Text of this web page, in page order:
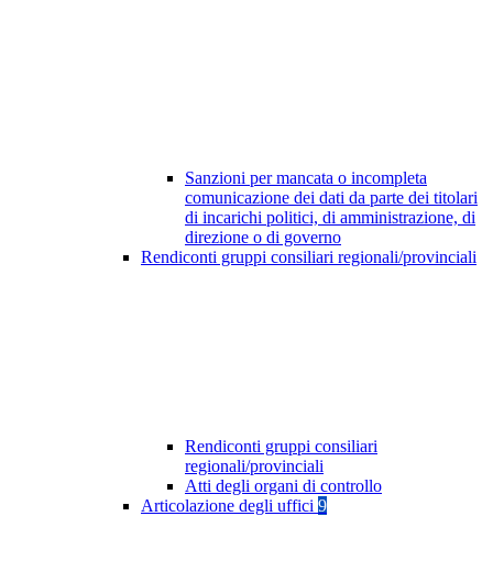
Sanzioni per mancata o incompleta
comunicazione dei dati da parte dei titolari
di incarichi politici, di amministrazione, di
direzione o di governo
Rendiconti gruppi consiliari regionali/provinciali
Rendiconti gruppi consiliari
regionali/provinciali
Atti degli organi di controllo
Articolazione degli uffici 9